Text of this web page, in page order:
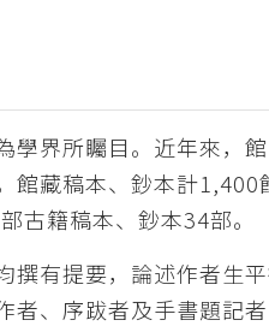
界所矚目。近年來，
館藏稿本、鈔本計1,400
古籍稿本、鈔本34部。
有提要，論述作者生
、序跋者及手書題記者